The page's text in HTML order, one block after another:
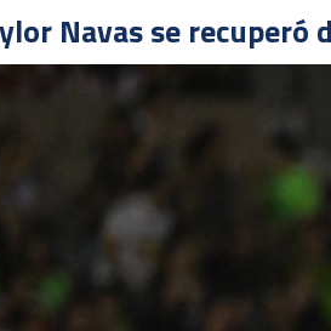
Navas se